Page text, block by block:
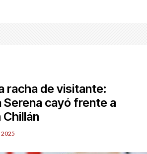
racha de visitante:
cayó frente a
Chillán
2025